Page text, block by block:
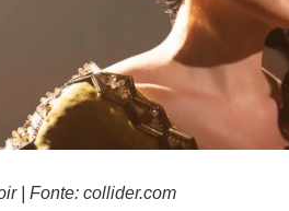
| Fonte: collider.com